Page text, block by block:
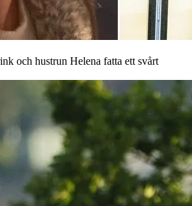
och hustrun Helena fatta ett svårt